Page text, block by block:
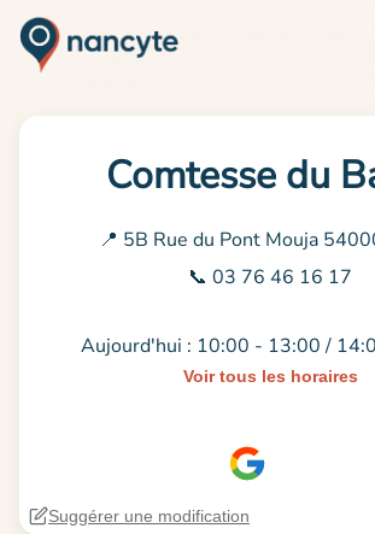
Comtesse du
📍 5B Rue du Pont Mouja
📞 03 76 46 16 17
Aujourd'hui : 10:00 - 13:00 /
Voir tous les horaires
Suggérer une modification